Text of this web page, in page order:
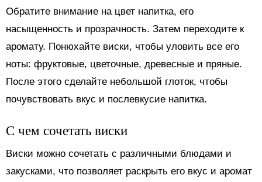
Обратите внимание на цвет напитка, его
насыщенность и прозрачность. Затем переходите к
аромату. Понюхайте виски, чтобы уловить все его
ноты: фруктовые, цветочные, древесные и пряные.
После этого сделайте небольшой глоток, чтобы
почувствовать вкус и послевкусие напитка.
С чем сочетать виски
Виски можно сочетать с различными блюдами и
закусками, что позволяет раскрыть его вкус и аромат